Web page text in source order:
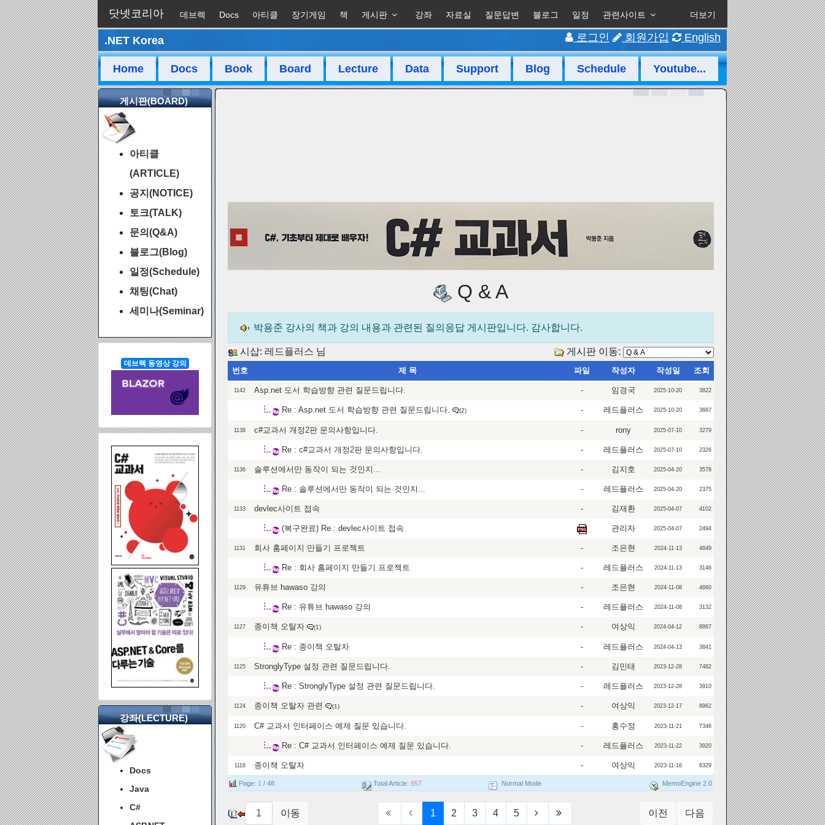
닷넷코리아 데브렉 Docs 아티클 장기게임 책 게시판 강좌 자료실 질문답변 블로그 일정 관련사이트 더보기
.NET Korea 로그인 회원가입 English
Home Docs Book Board Lecture Data Support Blog Schedule Youtube...
게시판(BOARD)
아티클
(ARTICLE)
공지(NOTICE)
토크(TALK)
문의(Q&A)
블로그(Blog)
일정(Schedule)
채팅(Chat)
세미나(Seminar)
데브렉 동영상 강의
강좌(LECTURE)
Docs
Java
C#
Q & A
박용준 강사의 책과 강의 내용과 관련된 질의응답 게시판입니다. 감사합니다.
시삽: 레드플러스 님 게시판 이동:
번호 제 목 파일 작성자 작성일 조회
1142 Asp.net 도서 학습방향 관련 질문드립니다. - 임경국 2025-10-20 3822
Re : Asp.net 도서 학습방향 관련 질문드립니다. (2) - 레드플러스 2025-10-20 3687
1138 c#교과서 개정2판 문의사항입니다. - rony 2025-07-10 3279
Re : c#교과서 개정2판 문의사항입니다. - 레드플러스 2025-07-10 2326
1136 솔루션에서만 동작이 되는 것인지... - 김지호 2025-04-20 3578
Re : 솔루션에서만 동작이 되는 것인지... - 레드플러스 2025-04-20 2375
1133 devlec사이트 접속 - 김재환 2025-04-07 4102
(복구완료) Re : devlec사이트 접속 관리자 2025-04-07 2494
1131 회사 홈페이지 만들기 프로젝트 - 조은현 2024-11-13 4849
Re : 회사 홈페이지 만들기 프로젝트 - 레드플러스 2024-11-13 3146
1129 유튜브 hawaso 강의 - 조은현 2024-11-08 4660
Re : 유튜브 hawaso 강의 - 레드플러스 2024-11-08 3132
1127 종이책 오탈자 (1) - 여상익 2024-04-12 8867
Re : 종이책 오탈자 - 레드플러스 2024-04-13 3841
1125 StronglyType 설정 관련 질문드립니다. - 김민태 2023-12-28 7482
Re : StronglyType 설정 관련 질문드립니다. - 레드플러스 2023-12-28 3910
1124 종이책 오탈자 관련 (1) - 여상익 2023-12-17 8962
1120 C# 교과서 인터페이스 예제 질문 있습니다. - 홍수정 2023-11-21 7346
Re : C# 교과서 인터페이스 예제 질문 있습니다. - 레드플러스 2023-11-22 3920
1118 종이책 오탈자 - 여상익 2023-11-16 6329
Page: 1 / 48 Total Article: 957 Normal Mode MemoEngine 2.0
1 2 3 4 5 이전 다음